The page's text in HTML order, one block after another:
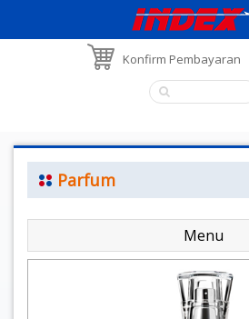
Konfirm Pembayaran
Parfum
Menu